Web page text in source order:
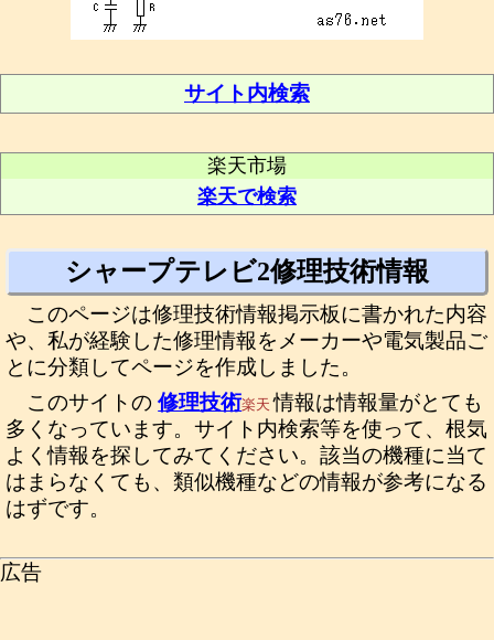
サイト内検索
楽天市場
楽天で検索
シャープテレビ2修理技術情報
このページは修理技術情報掲示板に書かれた内容
や、私が経験した修理情報をメーカーや電気製品ご
とに分類してページを作成しました。
このサイトの修理技術楽天情報は情報量がとても
多くなっています。サイト内検索等を使って、根気
よく情報を探してみてください。該当の機種に当て
はまらなくても、類似機種などの情報が参考になる
はずです。
広告